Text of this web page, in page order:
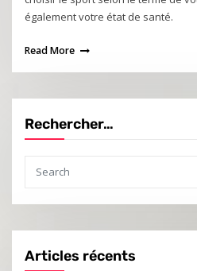
également votre état de santé.
Read More
Rechercher…
Articles récents